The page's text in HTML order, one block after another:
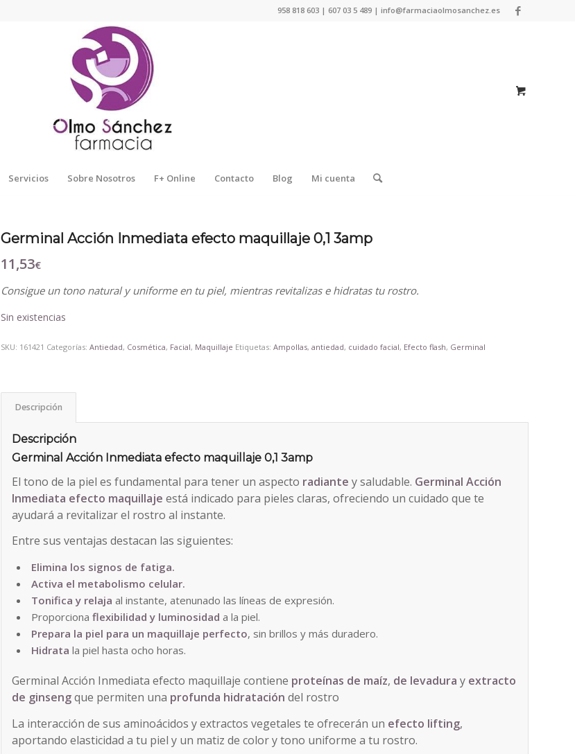
958 818 603 | 607 03 5 489 | info@farmaciaolmosanchez.es
Servicios Sobre Nosotros F+ Online Contacto Blog Mi cuenta
Germinal Acción Inmediata efecto maquillaje 0,1 3amp
11,53€
Consigue un tono natural y uniforme en tu piel, mientras revitalizas e hidratas tu rostro.
Sin existencias
SKU: 161421 Categorías:Antiedad, Cosmética, Facial, Maquillaje Etiquetas:Ampollas,antiedad, cuidado facial, Efecto flash, Germinal
Descripción
Descripción
Germinal Acción Inmediata efecto maquillaje 0,1 3amp
El tono de la piel es fundamental para tener un aspecto radiante y saludable. Germinal Acción
Inmediata efecto maquillajeestá indicado para pieles claras, ofreciendo un cuidado que te
ayudará a revitalizar el rostro al instante.
Entre sus ventajas destacan las siguientes:
Elimina los signos de fatiga.
Activa el metabolismo celular.
Tonifica y relaja al instante, atenunado las líneas de expresión.
Proporcionaflexibilidad y luminosidad a la piel.
Prepara la piel para un maquillaje perfecto, sin brillos y más duradero.
Hidrata la piel hasta ocho horas.
Germinal Acción Inmediata efecto maquillaje contiene proteínas de maíz, de levadura y extracto
de ginsengque permiten una profunda hidratación del rostro
La interacción de sus aminoácidos y extractos vegetales te ofrecerán un efecto lifting,
aportando elasticidad a tu piel y un matiz de color y tono uniforme a tu rostro.